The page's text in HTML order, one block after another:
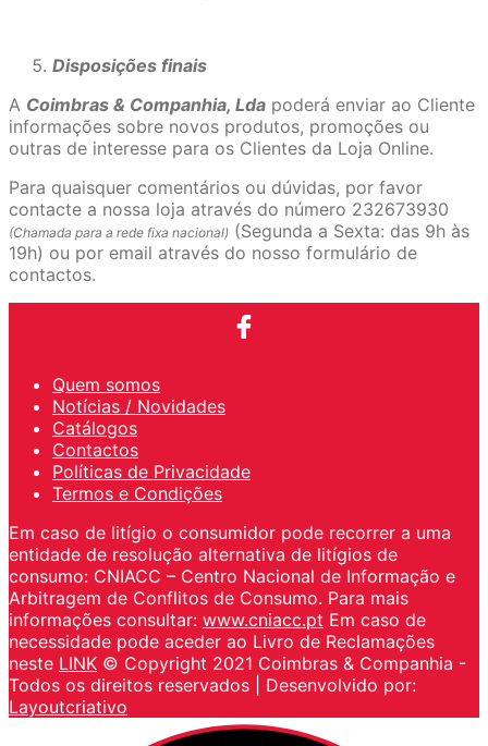
Disposições finais
A Coimbras & Companhia, Lda poderá enviar ao Cliente
informações sobre novos produtos, promoções ou
outras de interesse para os Clientes da Loja Online.
Para quaisquer comentários ou dúvidas, por favor
contacte a nossa loja através do número 232673930
(Chamada para a rede fixa nacional) (Segunda a Sexta: das 9h às
19h) ou por email através do nosso formulário de
contactos.
Quem somos
Notícias / Novidades
Catálogos
Contactos
Políticas de Privacidade
Termos e Condições
Em caso de litígio o consumidor pode recorrer a uma
entidade de resolução alternativa de litígios de
consumo: CNIACC – Centro Nacional de Informação e
Arbitragem de Conflitos de Consumo. Para mais
informações consultar: www.cniacc.pt Em caso de
necessidade pode aceder ao Livro de Reclamações
neste LINK © Copyright 2021 Coimbras & Companhia -
Todos os direitos reservados | Desenvolvido por:
Layoutcriativo